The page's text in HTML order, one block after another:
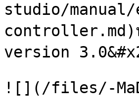
studio/
controller.md)นั่
version
![](/files/-